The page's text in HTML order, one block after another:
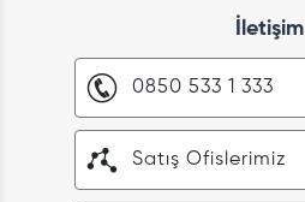
İletişim
0850 533 1 333
Satış Ofislerimiz